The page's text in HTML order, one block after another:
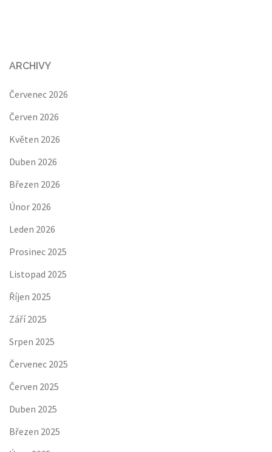
ARCHIVY
Červenec 2026
Červen 2026
Květen 2026
Duben 2026
Březen 2026
Únor 2026
Leden 2026
Prosinec 2025
Listopad 2025
Říjen 2025
Září 2025
Srpen 2025
Červenec 2025
Červen 2025
Duben 2025
Březen 2025